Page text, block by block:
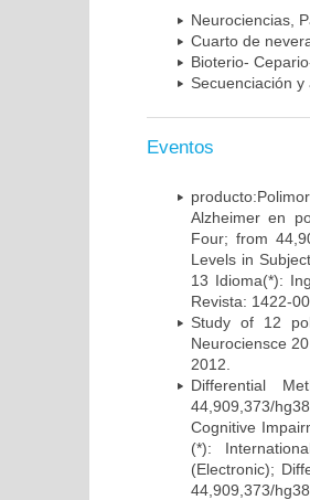
Neurociencias,
Cuarto de
Bioterio-
Secuenciación
Eventos
Alzheimer en
Four; from
Levels in
13 Idioma(*):
Revista: 1422-
Study of 12
Neurociensce
2012.
Differential
44,909,373/
Cognitive
(*):
(Electronic);
44,909,373/